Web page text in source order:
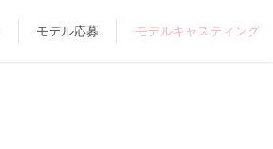
モデル応募 モデルキャスティング